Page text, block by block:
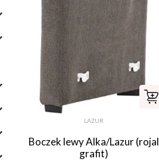
LAZUR
Boczek lewy Alka/Lazur (rojal
grafit)